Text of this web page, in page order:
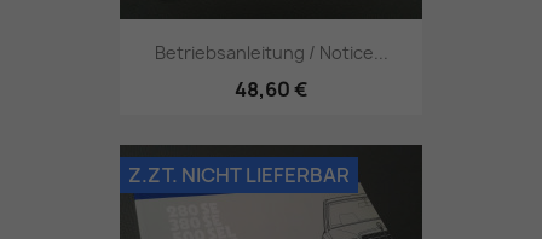
Betriebsanleitung / Notice...
48,60 €
Z.ZT. NICHT LIEFERBAR